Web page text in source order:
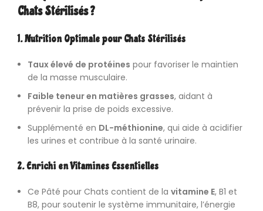
Chats Stérilisés ?
1. Nutrition Optimale pour Chats Stérilisés
Taux élevé de protéines pour favoriser le maintien
de la masse musculaire.
Faible teneur en matières grasses, aidant à
prévenir la prise de poids excessive.
Supplémenté en DL-méthionine, qui aide à acidifier
les urines et contribue à la santé urinaire.
2. Enrichi en Vitamines Essentielles
Ce Pâté pour Chats contient de la vitamine E, B1 et
B8, pour soutenir le système immunitaire, l’énergie